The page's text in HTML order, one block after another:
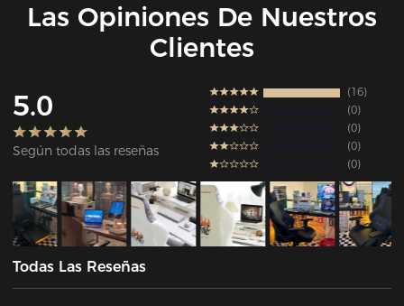
Las Opiniones De Nuestros
Clientes
5.0
Según todas las reseñas
16
0
0
0
0
Todas Las Reseñas